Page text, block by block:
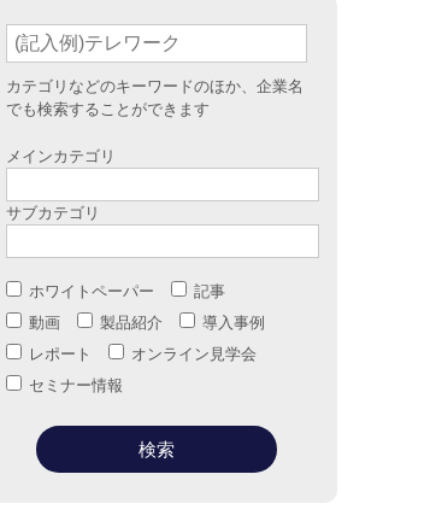
カテゴリなどのキーワードのほか、企業名
でも検索することができます
メインカテゴリ
サブカテゴリ
ホワイトペーパー
記事
動画
製品紹介
導入事例
レポート
オンライン見学会
セミナー情報